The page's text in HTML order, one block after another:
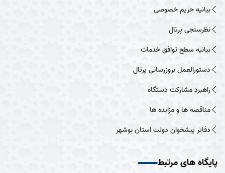
بیانیه حریم خصوصی
نظرسنجی پرتال
بیانیه سطح توافق خدمات
دستورالعمل بروزرسانی پرتال
راهبرد مشارکت دستگاه
مناقصه ها و مزایده ها
دفاتر پیشخوان دولت استان بوشهر
پایگاه های مرتبط